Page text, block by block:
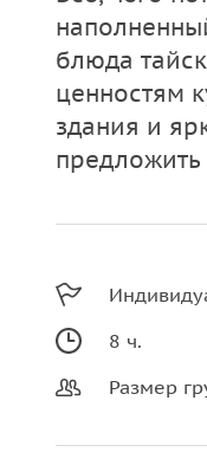
блюда
ценностям
здания и
8 ч.
Размер